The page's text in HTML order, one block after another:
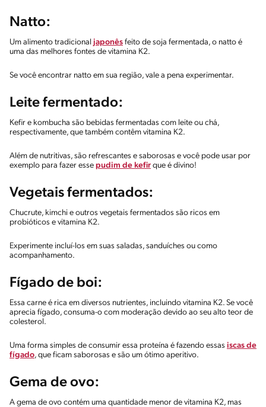
Natto:
Um alimento tradicional japonês feito de soja fermentada, o natto é
uma das melhores fontes de vitamina K2.
Se você encontrar natto em sua região, vale a pena experimentar.
Leite fermentado:
Kefir e kombucha são bebidas fermentadas com leite ou chá,
respectivamente, que também contêm vitamina K2.
Além de nutritivas, são refrescantes e saborosas e você pode usar por
exemplo para fazer esse pudim de kefir que é divino!
Vegetais fermentados:
Chucrute, kimchi e outros vegetais fermentados são ricos em
probióticos e vitamina K2.
Experimente incluí-los em suas saladas, sanduíches ou como
acompanhamento.
Fígado de boi:
Essa carne é rica em diversos nutrientes, incluindo vitamina K2. Se você
aprecia fígado, consuma-o com moderação devido ao seu alto teor de
colesterol.
Uma forma simples de consumir essa proteína é fazendo essas iscas de
fígado, que ficam saborosas e são um ótimo aperitivo.
Gema de ovo:
A gema de ovo contém uma quantidade menor de vitamina K2, mas